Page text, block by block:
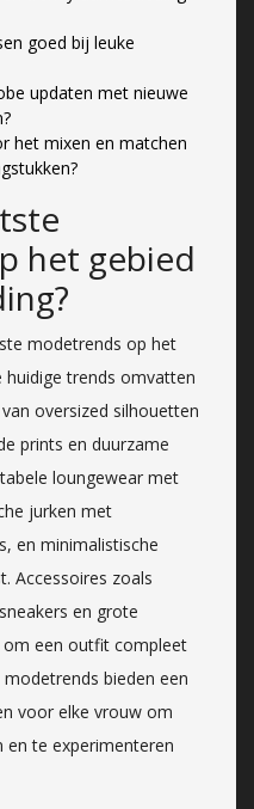
goed bij leuke
updaten met nieuwe
het mixen en matchen
het gebied
modetrends op het
huidige trends omvatten
oversized silhouetten
prints en duurzame
loungewear met
jurken met
en minimalistische
Accessoires zoals
en grote
om een outfit compleet
bieden een
voor elke vrouw om
en te experimenteren